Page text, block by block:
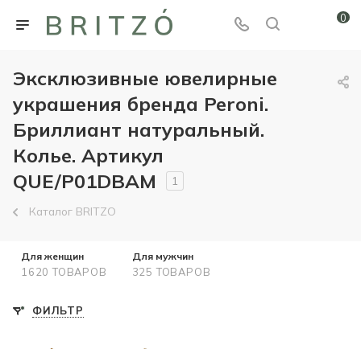
0
Эксклюзивные ювелирные
украшения бренда Peroni.
Бриллиант натуральный.
Колье. Артикул
QUE/P01DBAM
1
Каталог BRITZO
Для женщин
1620 ТОВАРОВ
Для мужчин
325 ТОВАРОВ
ФИЛЬТР